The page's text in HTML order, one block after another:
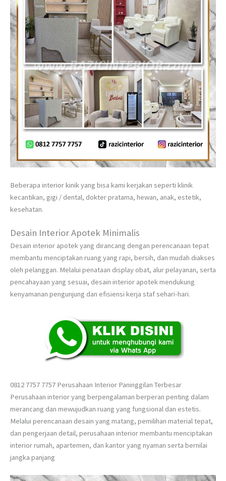
Beberapa interior kinik yang bisa kami kerjakan seperti klinik
kecantikan, gigi / dental, dokter pratama, hewan, anak, estetik,
kesehatan.
Desain Interior Apotek Minimalis
Desain interior apotek yang dirancang dengan perencanaan tepat
membantu menciptakan ruang yang rapi, bersih, dan mudah diakses
oleh pelanggan. Melalui penataan display obat, alur pelayanan, serta
pencahayaan yang sesuai, desain interior apotek mendukung
kenyamanan pengunjung dan efisiensi kerja staf sehari-hari.
0812 7757 7757 Perusahaan Interior Paninggilan Terbesar
Perusahaan interior yang berpengalaman berperan penting dalam
merancang dan mewujudkan ruang yang fungsional dan estetis.
Melalui perencanaan desain yang matang, pemilihan material tepat,
dan pengerjaan detail, perusahaan interior membantu menciptakan
interior rumah, apartemen, dan kantor yang nyaman serta bernilai
jangka panjang